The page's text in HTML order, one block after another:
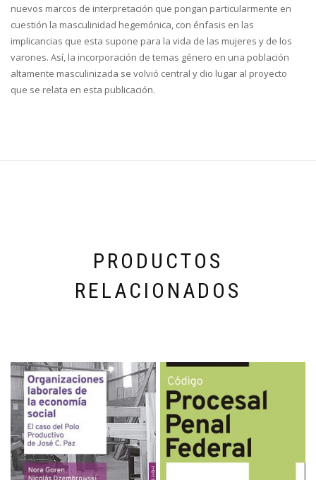
nuevos marcos de interpretación que pongan particularmente en
cuestión la masculinidad hegemónica, con énfasis en las
implicancias que esta supone para la vida de las mujeres y de los
varones. Así, la incorporación de temas género en una población
altamente masculinizada se volvió central y dio lugar al proyecto
que se relata en esta publicación.
PRODUCTOS
RELACIONADOS